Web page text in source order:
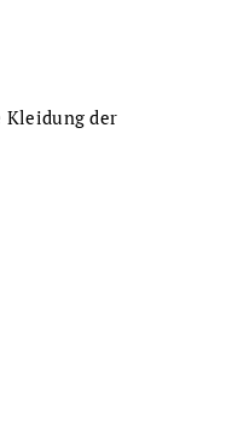
Kleidung der